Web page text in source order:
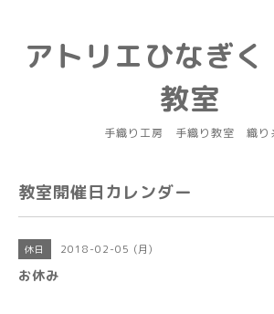
アトリエひなぎ
教室
手織り工房 手織り教室 織り
教室開催日カレンダー
休日 2018-02-05 (月)
お休み